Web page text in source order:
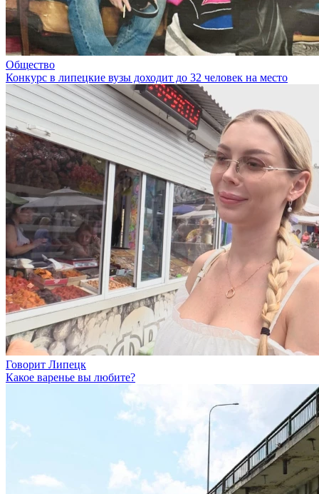
Общество
Конкурс в липецкие вузы доходит до 32 человек на место
Говорит Липецк
Какое варенье вы любите?